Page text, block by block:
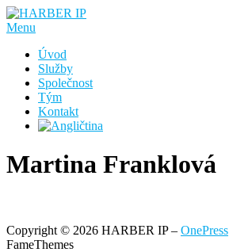
Přeskočit
na
Menu
Úvod
Služby
Společnost
Tým
Kontakt
Martina Franklová
Copyright © 2026 HARBER IP– OnePress
FameThemes